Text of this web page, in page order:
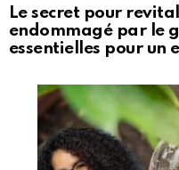
Le secret pour
endommagé par le
essentielles pour un